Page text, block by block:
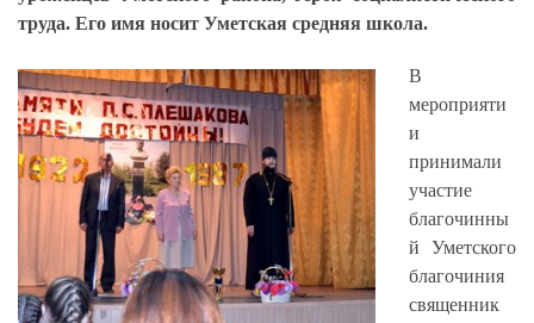
труда. Его имя носит Уметская средняя школа.
В
мероприяти
и
принимали
участие
благочинны
й Уметского
благочиния
священник